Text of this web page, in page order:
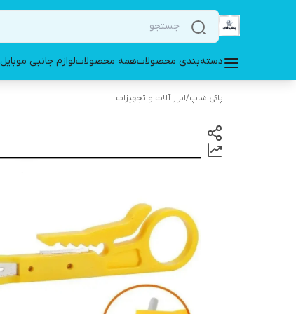
دسته‌بندی محصولاتهمه محصولاتلوازم جانبی موبایل
پاکی شاپ/ابزار آلات و تجهیزات